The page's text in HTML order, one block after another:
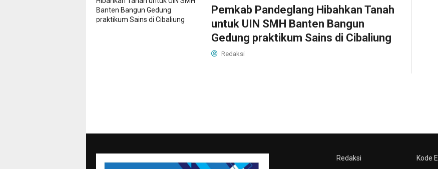
Pemkab Pandeglang Hibahkan Tanah
untuk UIN SMH Banten Bangun
Gedung praktikum Sains di Cibaliung
Redaksi
Redaksi
Kode